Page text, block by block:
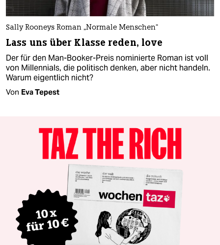
Sally Rooneys Roman „Normale Menschen“
Lass uns über Klasse reden, love
Der für den Man-Booker-Preis nominierte Roman ist voll
von Millennials, die politisch denken, aber nicht handeln.
Warum eigentlich nicht?
Von Eva Tepest